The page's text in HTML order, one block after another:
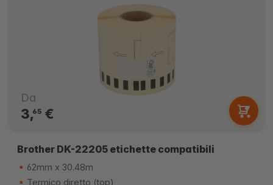
Da
3,65€
Brother DK-22205 etichette compatibili
62mm x 30.48m
Termico diretto (top)